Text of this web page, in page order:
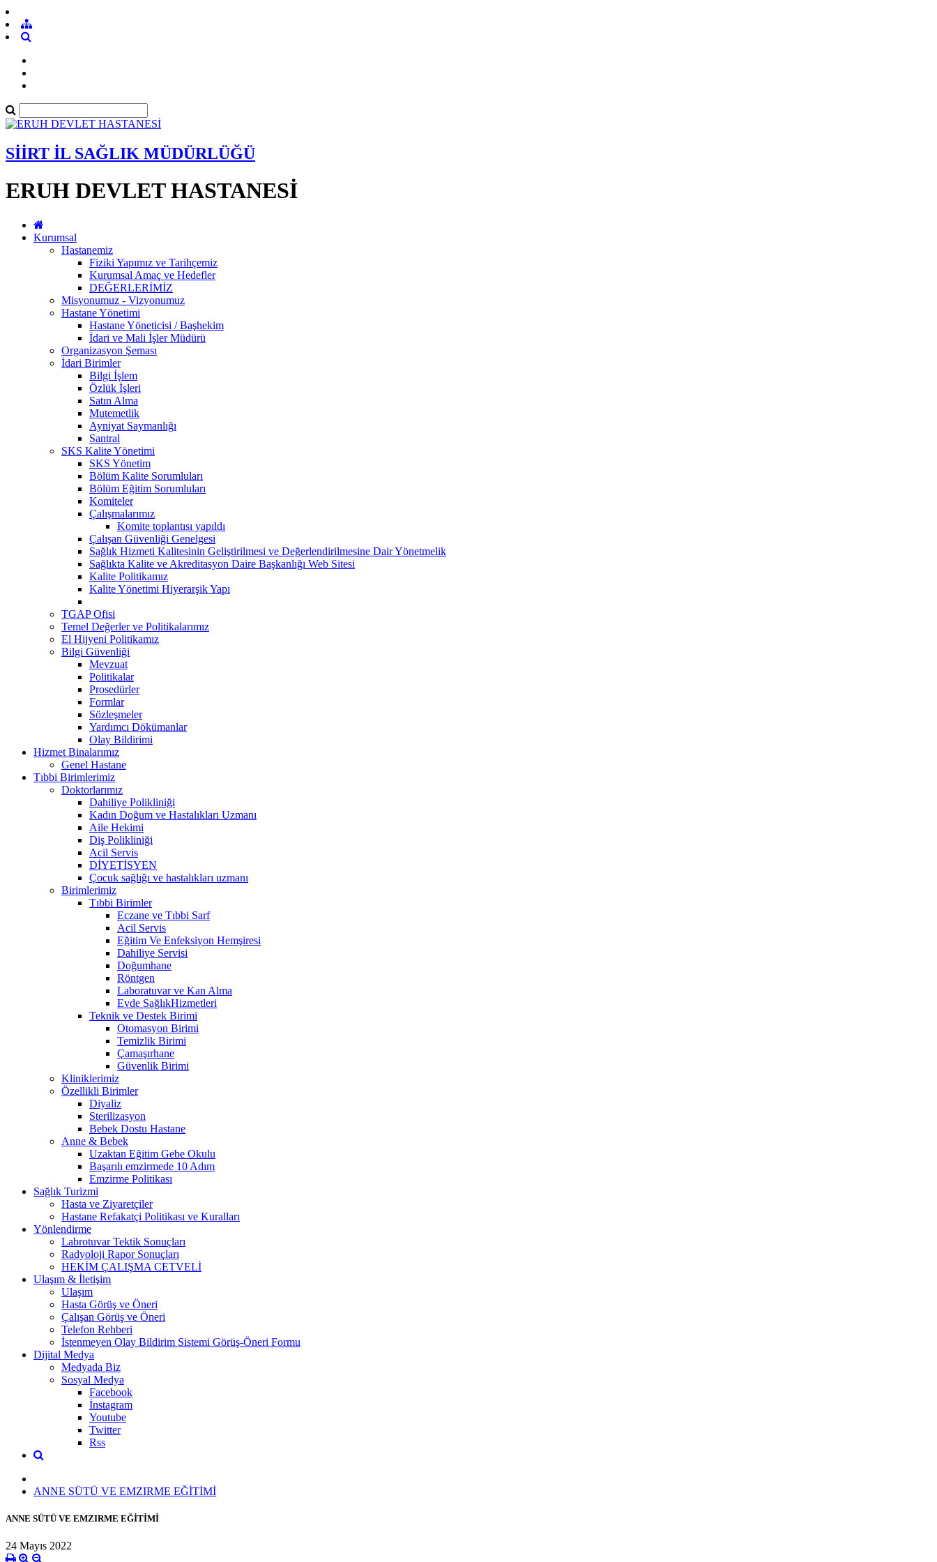
SİİRT İL SAĞLIK MÜDÜRLÜĞÜ
ERUH DEVLET HASTANESİ
Kurumsal
Hastanemiz
Fiziki Yapımız ve Tarihçemiz
Kurumsal Amaç ve Hedefler
DEĞERLERİMİZ
Misyonumuz - Vizyonumuz
Hastane Yönetimi
Hastane Yöneticisi / Başhekim
İdari ve Mali İşler Müdürü
Organizasyon Şeması
İdari Birimler
Bilgi İşlem
Özlük İşleri
Satın Alma
Mutemetlik
Ayniyat Saymanlığı
Santral
SKS Kalite Yönetimi
SKS Yönetim
Bölüm Kalite Sorumluları
Bölüm Eğitim Sorumluları
Komiteler
Çalışmalarımız
Komite toplantısı yapıldı
Çalışan Güvenliği Genelgesi
Sağlık Hizmeti Kalitesinin Geliştirilmesi ve Değerlendirilmesine Dair Yönetmelik
Sağlıkta Kalite ve Akreditasyon Daire Başkanlığı Web Sitesi
Kalite Politikamız
Kalite Yönetimi Hiyerarşik Yapı
TGAP Ofisi
Temel Değerler ve Politikalarımız
El Hijyeni Politikamız
Bilgi Güvenliği
Mevzuat
Politikalar
Prosedürler
Formlar
Sözleşmeler
Yardımcı Dökümanlar
Olay Bildirimi
Hizmet Binalarımız
Genel Hastane
Tıbbi Birimlerimiz
Doktorlarımız
Dahiliye Polikliniği
Kadın Doğum ve Hastalıkları Uzmanı
Aile Hekimi
Diş Polikliniği
Acil Servis
DİYETİSYEN
Çocuk sağlığı ve hastalıkları uzmanı
Birimlerimiz
Tıbbi Birimler
Eczane ve Tıbbi Sarf
Acil Servis
Eğitim Ve Enfeksiyon Hemşiresi
Dahiliye Servisi
Doğumhane
Röntgen
Laboratuvar ve Kan Alma
Evde SağlıkHizmetleri
Teknik ve Destek Birimi
Otomasyon Birimi
Temizlik Birimi
Çamaşırhane
Güvenlik Birimi
Kliniklerimiz
Özellikli Birimler
Diyaliz
Sterilizasyon
Bebek Dostu Hastane
Anne & Bebek
Uzaktan Eğitim Gebe Okulu
Başarılı emzirmede 10 Adım
Emzirme Politikası
Sağlık Turizmi
Hasta ve Ziyaretçiler
Hastane Refakatçi Politikası ve Kuralları
Yönlendirme
Labrotuvar Tektik Sonuçları
Radyoloji Rapor Sonuçları
HEKİM ÇALIŞMA CETVELİ
Ulaşım & İletişim
Ulaşım
Hasta Görüş ve Öneri
Çalışan Görüş ve Öneri
Telefon Rehberi
İstenmeyen Olay Bildirim Sistemi Görüş-Öneri Formu
Dijital Medya
Medyada Biz
Sosyal Medya
Facebook
İnstagram
Youtube
Twitter
Rss
ANNE SÜTÜ VE EMZIRME EĞİTİMİ
ANNE SÜTÜ VE EMZIRME EĞİTİMİ
24 Mayıs 2022